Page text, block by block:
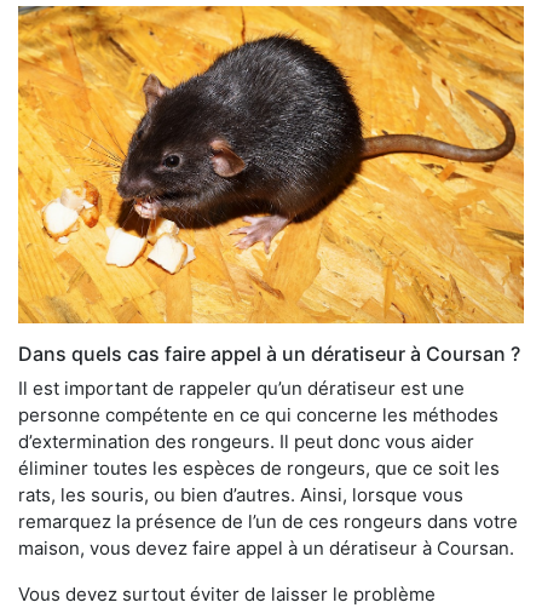
Dans quels cas faire appel à un dératiseur à Coursan ?
Il est important de rappeler qu’un dératiseur est une
personne compétente en ce qui concerne les méthodes
d’extermination des rongeurs. Il peut donc vous aider
éliminer toutes les espèces de rongeurs, que ce soit les
rats, les souris, ou bien d’autres. Ainsi, lorsque vous
remarquez la présence de l’un de ces rongeurs dans votre
maison, vous devez faire appel à un dératiseur à Coursan.
Vous devez surtout éviter de laisser le problème